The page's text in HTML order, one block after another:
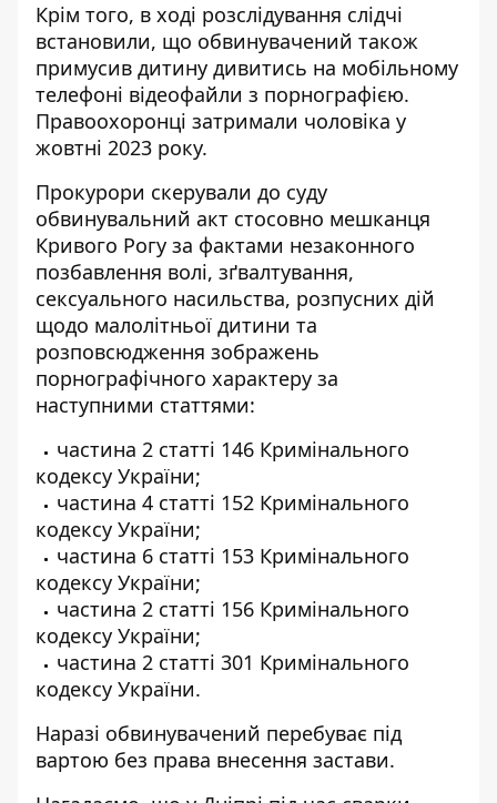
Крім того, в ході розслідування слідчі
встановили, що обвинувачений також
примусив дитину дивитись на мобільному
телефоні відеофайли з порнографією.
Правоохоронці затримали чоловіка у
жовтні 2023 року.
Прокурори скерували до суду
обвинувальний акт стосовно мешканця
Кривого Рогу за фактами незаконного
позбавлення волі, зґвалтування,
сексуального насильства, розпусних дій
щодо малолітньої дитини та
розповсюдження зображень
порнографічного характеру за
наступними статтями:
частина 2 статті 146 Кримінального
кодексу України;
частина 4 статті 152 Кримінального
кодексу України;
частина 6 статті 153 Кримінального
кодексу України;
частина 2 статті 156 Кримінального
кодексу України;
частина 2 статті 301 Кримінального
кодексу України.
Наразі обвинувачений перебуває під
вартою без права внесення застави.